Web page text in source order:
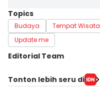
Topics
Budaya Tempat Wisata
Update me
Editorial Team
Editor
Tonton lebih seru di